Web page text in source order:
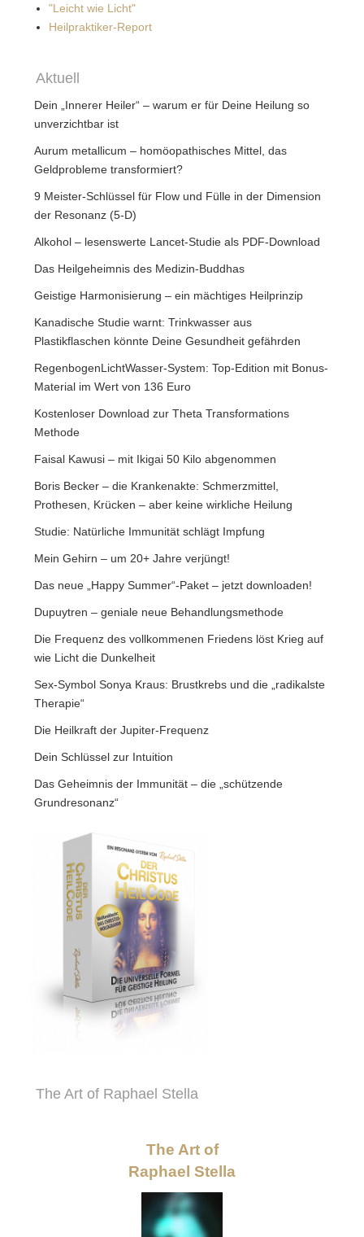
"Leicht wie Licht"
Heilpraktiker-Report
Aktuell
Dein „Innerer Heiler“ – warum er für Deine Heilung so
unverzichtbar ist
Aurum metallicum – homöopathisches Mittel, das
Geldprobleme transformiert?
9 Meister-Schlüssel für Flow und Fülle in der Dimension
der Resonanz (5-D)
Alkohol – lesenswerte Lancet-Studie als PDF-Download
Das Heilgeheimnis des Medizin-Buddhas
Geistige Harmonisierung – ein mächtiges Heilprinzip
Kanadische Studie warnt: Trinkwasser aus
Plastikflaschen könnte Deine Gesundheit gefährden
RegenbogenLichtWasser-System: Top-Edition mit Bonus-
Material im Wert von 136 Euro
Kostenloser Download zur Theta Transformations
Methode
Faisal Kawusi – mit Ikigai 50 Kilo abgenommen
Boris Becker – die Krankenakte: Schmerzmittel,
Prothesen, Krücken – aber keine wirkliche Heilung
Studie: Natürliche Immunität schlägt Impfung
Mein Gehirn – um 20+ Jahre verjüngt!
Das neue „Happy Summer“-Paket – jetzt downloaden!
Dupuytren – geniale neue Behandlungsmethode
Die Frequenz des vollkommenen Friedens löst Krieg auf
wie Licht die Dunkelheit
Sex-Symbol Sonya Kraus: Brustkrebs und die „radikalste
Therapie“
Die Heilkraft der Jupiter-Frequenz
Dein Schlüssel zur Intuition
Das Geheimnis der Immunität – die „schützende
Grundresonanz“
The Art of Raphael Stella
The Art of
Raphael Stella